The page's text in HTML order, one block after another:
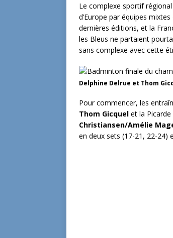
Le complexe sportif
d’Europe par équipes
dernières éditions, et la
les Bleus ne partaient
sans complexe avec cette
Delphine Delrue et Thom
Pour commencer, les
Thom Gicquel et la Picarde
Christiansen/Amélie
en deux sets (17-21, 22-24)